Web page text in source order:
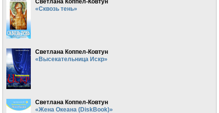
«Сквозь тень»
Светлана Коппел-Ковтун
«Высекательница Искр»
Светлана Коппел-Ковтун
«Жена Океана (DiskBook)»